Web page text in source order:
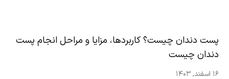
پست دندان چیست؟ کاربردها، مزایا و مراحل انجام پست
دندان چیست
۱۶ اسفند, ۱۴۰۳